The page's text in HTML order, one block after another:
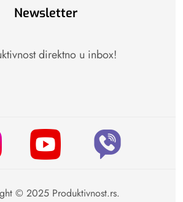
Newsletter
direktno u inbox!
© 2025 Produktivnost.rs.